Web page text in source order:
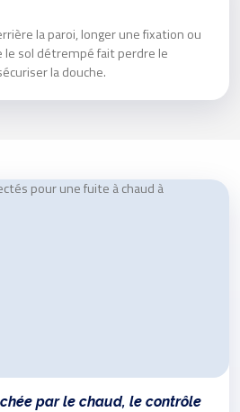
la paroi, longer une fixation ou
sol détrempé fait perdre le
la douche.
par le chaud, le contrôle